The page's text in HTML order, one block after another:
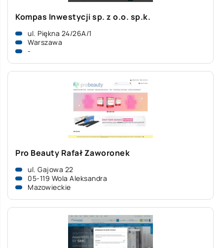
Kompas Inwestycji sp. z o.o. sp.k.
ul. Piękna 24/26A/1
Warszawa
-
Pro Beauty Rafał Zaworonek
ul. Gajowa 22
05-119 Wola Aleksandra
Mazowieckie